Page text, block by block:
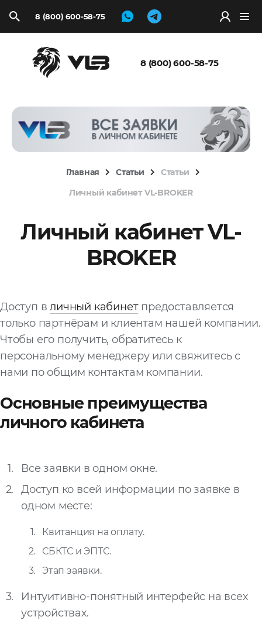
8 (800) 600-58-75
8 (800) 600-58-75
Главная Статьи
Статьи
Личный кабинет VL-BROKER
Личный кабинет VL-
BROKER
Доступ вличный кабинетпредоставляется
только партнёрам и клиентам нашей компании.
Чтобы его получить, обратитесь к
персональному менеджеру или свяжитесь с
нами по общим контактам компании.
Основные преимущества
личного кабинета
Все заявки в одном окне.
Доступ ко всей информации по заявке в
одном месте:
Квитанция на оплату.
СБКТС и ЭПТС.
Этап заявки.
Интуитивно-понятный интерфейс на всех
устройствах.
Запросить
расчёт
выбран
Добавить еще
конфиденциальности
и наобработку моих
персональных
данных